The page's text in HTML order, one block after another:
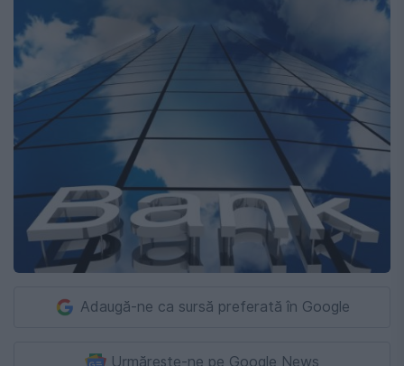
Adaugă-ne ca sursă preferată în Google
Urmărește-ne pe Google News